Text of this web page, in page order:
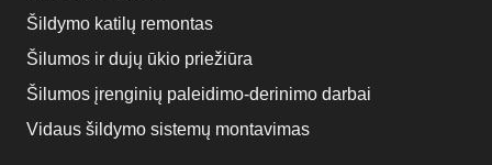
Šildymo katilų remontas
Šilumos ir dujų ūkio priežiūra
Šilumos įrenginių paleidimo-derinimo darbai
Vidaus šildymo sistemų montavimas